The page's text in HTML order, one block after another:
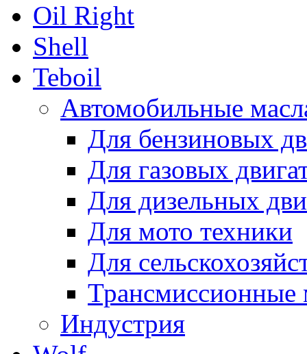
Oil Right
Shell
Teboil
Автомобильные
Для бензиновых
Для газовых
Для дизельных
Для мото техники
Для
Трансмиссионные
Индустрия